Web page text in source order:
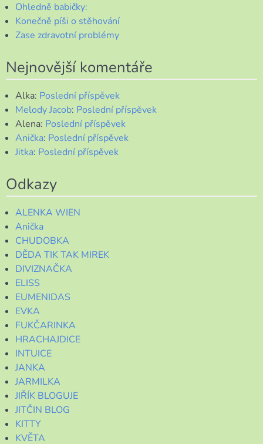
Ohledně babičky:
Konečně píši o stěhování
Zase zdravotní problémy
Nejnovější komentáře
Alka: Poslední příspěvek
Melody Jacob: Poslední příspěvek
Alena: Poslední příspěvek
Anička: Poslední příspěvek
Jitka: Poslední příspěvek
Odkazy
ALENKA WIEN
Anička
CHUDOBKA
DĚDA TIK TAK MIREK
DIVIZNAČKA
ELISS
EUMENIDAS
EVKA
FUKČARINKA
HRACHAJDICE
INTUICE
JANKA
JARMILKA
JIŘÍK BLOGUJE
JITČIN BLOG
KITTY
KVĚTA